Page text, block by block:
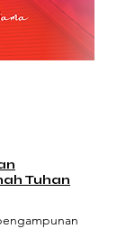
Tuhan